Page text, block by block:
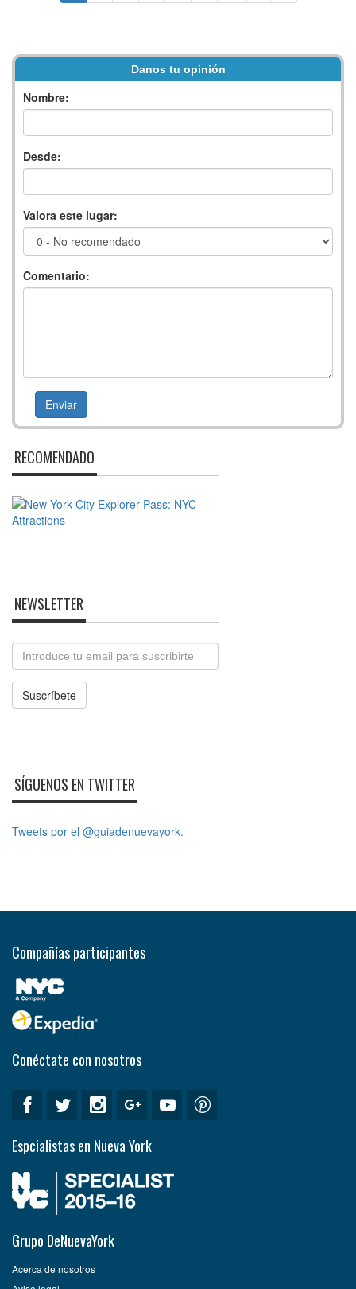
Danos tu opinión
Nombre:
Desde:
Valora este lugar:
Comentario:
RECOMENDADO
NEWSLETTER
Email
Suscríbete
SÍGUENOS EN TWITTER
Tweets por el @guiadenuevayork.
Compañías participantes
Conéctate con nosotros
Espcialistas en Nueva York
Grupo DeNuevaYork
Acerca de nosotros